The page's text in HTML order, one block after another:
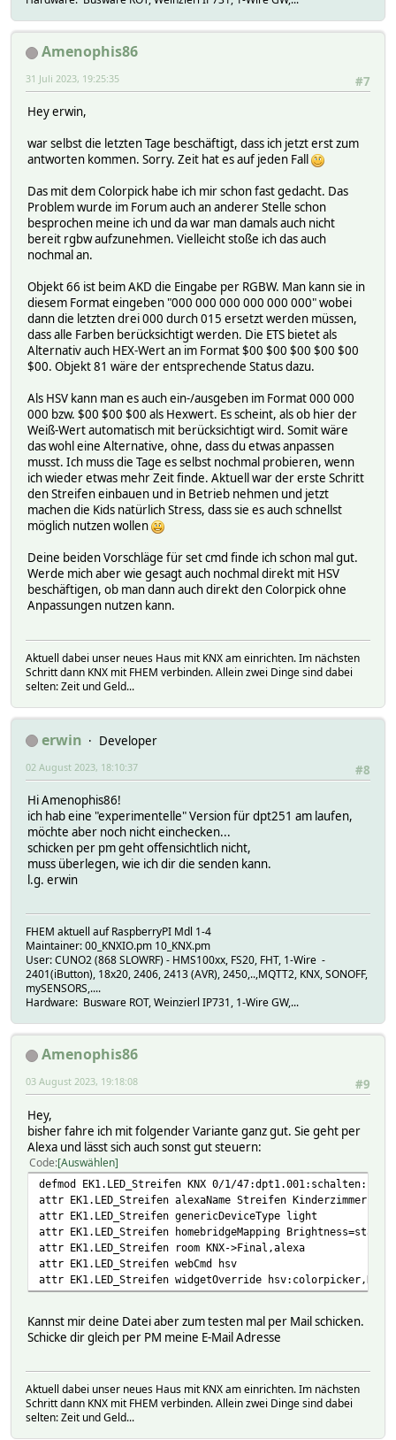
Amenophis86
#7
31 Juli 2023, 19:25:35
Hey erwin,
war selbst die letzten Tage beschäftigt, dass ich jetzt erst zum
antworten kommen. Sorry. Zeit hat es auf jeden Fall
Das mit dem Colorpick habe ich mir schon fast gedacht. Das
Problem wurde im Forum auch an anderer Stelle schon
besprochen meine ich und da war man damals auch nicht
bereit rgbw aufzunehmen. Vielleicht stoße ich das auch
nochmal an.
Objekt 66 ist beim AKD die Eingabe per RGBW. Man kann sie in
diesem Format eingeben "000 000 000 000 000 000" wobei
dann die letzten drei 000 durch 015 ersetzt werden müssen,
dass alle Farben berücksichtigt werden. Die ETS bietet als
Alternativ auch HEX-Wert an im Format $00 $00 $00 $00 $00
$00. Objekt 81 wäre der entsprechende Status dazu.
Als HSV kann man es auch ein-/ausgeben im Format 000 000
000 bzw. $00 $00 $00 als Hexwert. Es scheint, als ob hier der
Weiß-Wert automatisch mit berücksichtigt wird. Somit wäre
das wohl eine Alternative, ohne, dass du etwas anpassen
musst. Ich muss die Tage es selbst nochmal probieren, wenn
ich wieder etwas mehr Zeit finde. Aktuell war der erste Schritt
den Streifen einbauen und in Betrieb nehmen und jetzt
machen die Kids natürlich Stress, dass sie es auch schnellst
möglich nutzen wollen
Deine beiden Vorschläge für set cmd finde ich schon mal gut.
Werde mich aber wie gesagt auch nochmal direkt mit HSV
beschäftigen, ob man dann auch direkt den Colorpick ohne
Anpassungen nutzen kann.
Aktuell dabei unser neues Haus mit KNX am einrichten. Im nächsten
Schritt dann KNX mit FHEM verbinden. Allein zwei Dinge sind dabei
selten: Zeit und Geld...
erwin
Developer
#8
02 August 2023, 18:10:37
Hi Amenophis86!
ich hab eine "experimentelle" Version für dpt251 am laufen,
möchte aber noch nicht einchecken...
schicken per pm geht offensichtlich nicht,
muss überlegen, wie ich dir die senden kann.
l.g. erwin
FHEM aktuell auf RaspberryPI Mdl 1-4
Maintainer: 00_KNXIO.pm 10_KNX.pm
User: CUNO2 (868 SLOWRF) - HMS100xx, FS20, FHT, 1-Wire -
2401(iButton), 18x20, 2406, 2413 (AVR), 2450,..,MQTT2, KNX, SONOFF,
mySENSORS,....
Hardware: Busware ROT, Weinzierl IP731, 1-Wire GW,...
Amenophis86
#9
03 August 2023, 19:18:08
Hey,
bisher fahre ich mit folgender Variante ganz gut. Sie geht per
Alexa und lässt sich auch sonst gut steuern:
Code Auswählen
defmod EK1.LED_Streifen KNX 0/1/
attr EK1.LED_Streifen alexaName Streifen Kinderzimmer
attr EK1.LED_Streifen genericDeviceType light
attr EK1.LED_Streifen homebridgeMapping
attr EK1.LED_Streifen room KNX->Final,alexa
attr EK1.LED_Streifen webCmd hsv
attr EK1.LED_Streifen widgetOverride
Kannst mir deine Datei aber zum testen mal per Mail schicken.
Schicke dir gleich per PM meine E-Mail Adresse
Aktuell dabei unser neues Haus mit KNX am einrichten. Im nächsten
Schritt dann KNX mit FHEM verbinden. Allein zwei Dinge sind dabei
selten: Zeit und Geld...